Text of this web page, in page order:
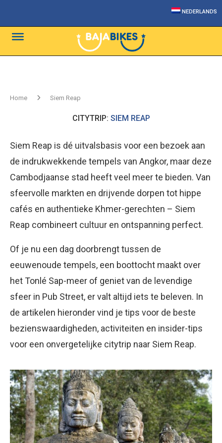
NEDERLANDS
Home Siem Reap
CITYTRIP: SIEM REAP
Siem Reap is dé uitvalsbasis voor een bezoek aan
de indrukwekkende tempels van Angkor, maar deze
Cambodjaanse stad heeft veel meer te bieden. Van
sfeervolle markten en drijvende dorpen tot hippe
cafés en authentieke Khmer-gerechten – Siem
Reap combineert cultuur en ontspanning perfect.
Of je nu een dag doorbrengt tussen de
eeuwenoude tempels, een boottocht maakt over
het Tonlé Sap-meer of geniet van de levendige
sfeer in Pub Street, er valt altijd iets te beleven. In
de artikelen hieronder vind je tips voor de beste
bezienswaardigheden, activiteiten en insider-tips
voor een onvergetelijke citytrip naar Siem Reap.